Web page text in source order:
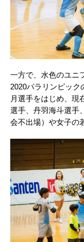
一方で、水色のユニ
2020パラリンピック
月選手をはじめ、現
選手、丹羽海斗選手
会不出場）や女子の